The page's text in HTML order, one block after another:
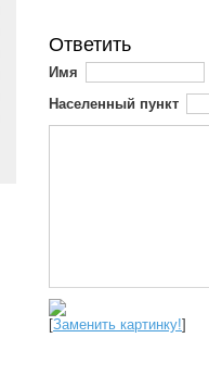
Ответить
Имя
Населенный пункт
[Заменить картинку!]